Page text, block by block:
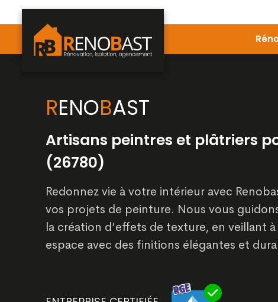
RENOBAST
Artisans peintres et plâtriers
(26780)
Redonnez vie à votre intérieur avec
vos projets de peinture. Nous vous
la création d’effets de texture, en veillant
espace avec des finitions élégantes et